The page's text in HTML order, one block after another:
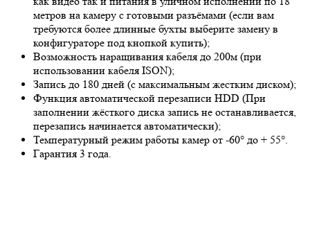
метров на камеру с готовыми разъёмами (если вам
требуются более длинные бухты выберите замену в
конфигураторе под кнопкой купить);
Возможность наращивания кабеля до 200м (при
использовании кабеля ISON);
Запись до 180 дней (с максимальным жестким диском);
Функция автоматической перезаписи HDD (При
заполнении жёсткого диска запись не останавливается,
перезапись начинается автоматически);
Температурный режим работы камер от -60° до + 55°.
Гарантия 3 года.